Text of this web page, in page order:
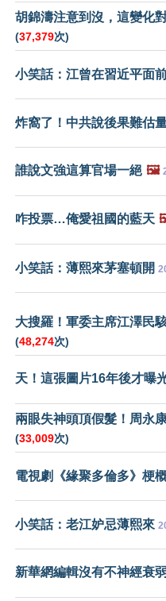
胡錦濤注意到沒，這變化
(37,379次)
小笑話：江曾在習近平面
炸窩了！中共說後果難估
誰說文強這算官場一絕 🖼️
咋投票…俺愛祖國的藍天
小笑話：薄熙來茅塞頓開
大搜羅！軍委主席江澤民
(48,274次)
天！這張圖片16年後才曝
兩眼失神頭頂假髮！周永
(33,009次)
電視劇《緣聚多倫多》梗
小笑話：老江妒忌薄熙來
新華網編輯沒有不神經衰